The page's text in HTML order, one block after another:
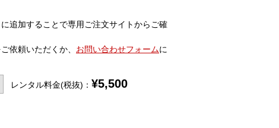
追加することで専用ご注文サイトからご確
依頼いただくか、 お問い合わせフォームに
レンタル料金(税抜)： ¥5,500